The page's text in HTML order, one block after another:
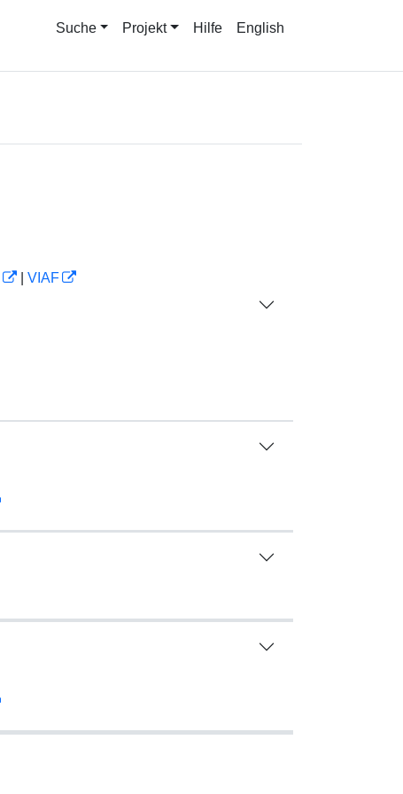
Suche Projekt Hilfe English
VIAF